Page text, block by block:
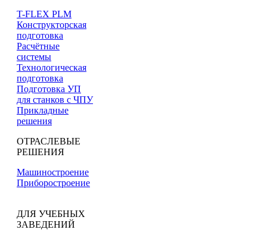
T-FLEX PLM
Конструкторская
подготовка
Расчётные
системы
Технологическая
подготовка
Подготовка УП
для станков с ЧПУ
Прикладные
решения
ОТРАСЛЕВЫЕ
РЕШЕНИЯ
Машиностроение
Приборостроение
ДЛЯ УЧЕБНЫХ
ЗАВЕДЕНИЙ